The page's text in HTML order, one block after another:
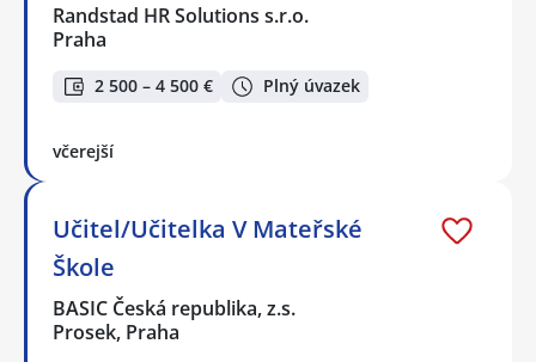
Randstad HR Solutions s.r.o.
Praha
2 500 – 4 500 € Plný úvazek
včerejší
Učitel/Učitelka V Mateřské
Škole
BASIC Česká republika, z.s.
Prosek, Praha